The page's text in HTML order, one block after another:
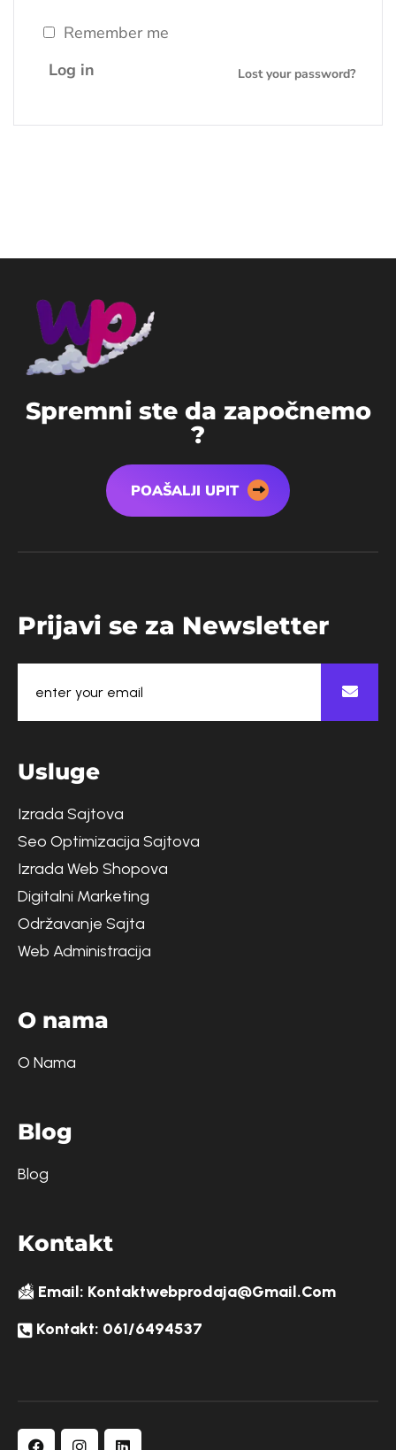
Remember me
Log in
Lost your password?
Spremni ste da započnemo
?
POAŠALJI UPIT
Prijavi se za Newsletter
Usluge
Izrada Sajtova
Seo Optimizacija Sajtova
Izrada Web Shopova
Digitalni Marketing
Održavanje Sajta
Web Administracija
O nama
O Nama
Blog
Blog
Kontakt
Email: Kontaktwebprodaja@gmail.com
Kontakt: 061/6494537